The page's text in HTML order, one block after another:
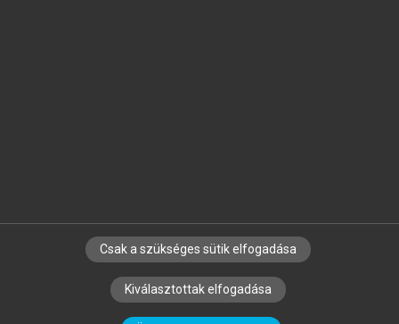
SZERZŐKNEK CÉGEKNEK KÖNYVTÁROSOKNAK
SZERKESZTÉSI ÉS LEKTORÁLÁSI ALAPELVEK
Csak a szükséges sütik elfogadása
Kiválasztottak elfogadása